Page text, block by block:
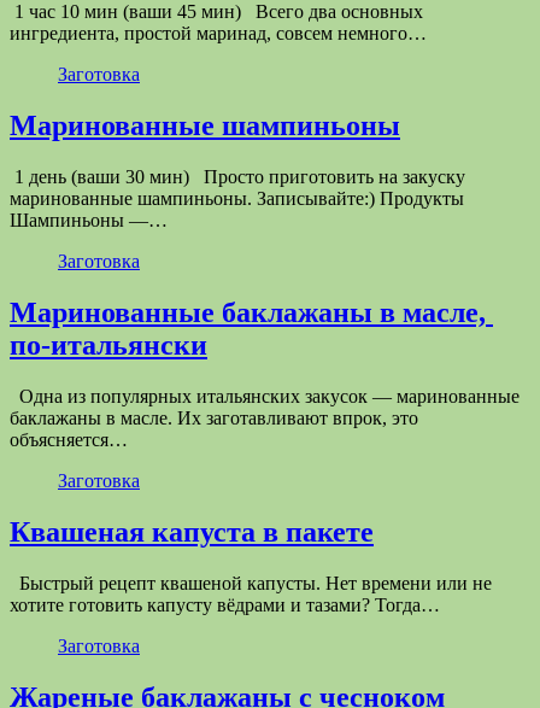
1 час 10 мин (ваши 45 мин) Всего два основных
ингредиента, простой маринад, совсем немного…
Заготовка
Маринованные шампиньоны
1 день (ваши 30 мин) Просто приготовить на закуску
маринованные шампиньоны. Записывайте:) Продукты
Шампиньоны —…
Заготовка
Маринованные баклажаны в масле,
по-итальянски
Одна из популярных итальянских закусок — маринованные
баклажаны в масле. Их заготавливают впрок, это
объясняется…
Заготовка
Квашеная капуста в пакете
Быстрый рецепт квашеной капусты. Нет времени или не
хотите готовить капусту вёдрами и тазами? Тогда…
Заготовка
Жареные баклажаны с чесноком